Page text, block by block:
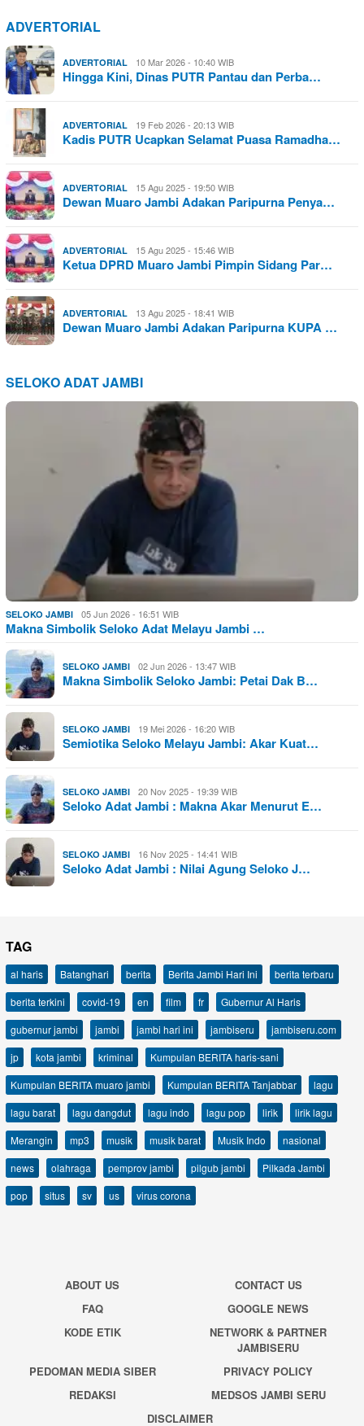
ADVERTORIAL
ADVERTORIAL 10 Mar 2026 - 10:40 WIB
Hingga Kini, Dinas PUTR Pantau dan Perba…
ADVERTORIAL 19 Feb 2026 - 20:13 WIB
Kadis PUTR Ucapkan Selamat Puasa Ramadha…
ADVERTORIAL 15 Agu 2025 - 19:50 WIB
Dewan Muaro Jambi Adakan Paripurna Penya…
ADVERTORIAL 15 Agu 2025 - 15:46 WIB
Ketua DPRD Muaro Jambi Pimpin Sidang Par…
ADVERTORIAL 13 Agu 2025 - 18:41 WIB
Dewan Muaro Jambi Adakan Paripurna KUPA …
SELOKO ADAT JAMBI
SELOKO JAMBI 05 Jun 2026 - 16:51 WIB
Makna Simbolik Seloko Adat Melayu Jambi …
SELOKO JAMBI 02 Jun 2026 - 13:47 WIB
Makna Simbolik Seloko Jambi: Petai Dak B…
SELOKO JAMBI 19 Mei 2026 - 16:20 WIB
Semiotika Seloko Melayu Jambi: Akar Kuat…
SELOKO JAMBI 20 Nov 2025 - 19:39 WIB
Seloko Adat Jambi : Makna Akar Menurut E…
SELOKO JAMBI 16 Nov 2025 - 14:41 WIB
Seloko Adat Jambi : Nilai Agung Seloko J…
TAG
al haris Batanghari berita Berita Jambi Hari Ini
berita terbaru
berita terkini
covid-19 en film fr
Gubernur Al Haris
gubernur jambi
jambi jambi hari ini jambiseru
jambiseru.com
jp
kota jambi kriminal
Kumpulan BERITA haris-sani
Kumpulan BERITA muaro jambi
Kumpulan BERITA Tanjabbar
lagu
lagu barat
lagu dangdut lagu indo lagu pop lirik
lirik lagu
Merangin
mp3 musik musik barat Musik Indo
nasional
news
olahraga pemprov jambi pilgub jambi
Pilkada Jambi
pop
situs sv us virus corona
ABOUT US
CONTACT US
FAQ
GOOGLE NEWS
KODE ETIK
NETWORK & PARTNER
JAMBISERU
PEDOMAN MEDIA SIBER
PRIVACY POLICY
REDAKSI
MEDSOS JAMBI SERU
DISCLAIMER